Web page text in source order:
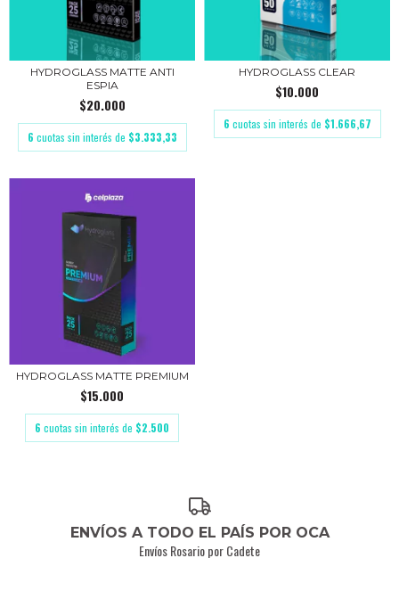
HYDROGLASS MATTE ANTI
ESPIA
$20.000
6 cuotas sin interés de $3.333,33
HYDROGLASS CLEAR
$10.000
6 cuotas sin interés de $1.666,67
HYDROGLASS MATTE PREMIUM
$15.000
6 cuotas sin interés de $2.500
ENVÍOS A TODO EL PAÍS POR OCA
Envíos Rosario por Cadete